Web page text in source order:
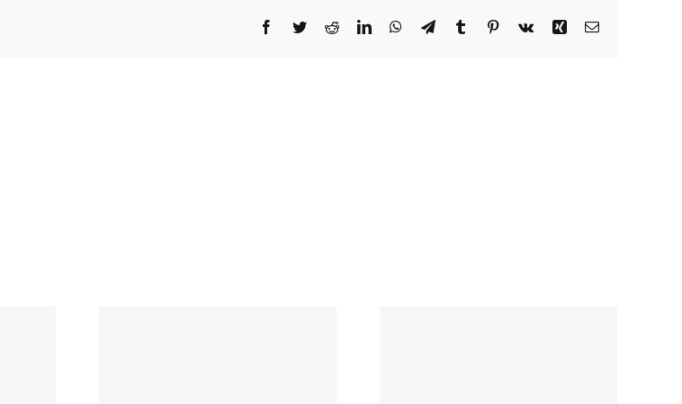
Facebook
TwitterRedditLinkedInWhatsApp
TelegramTumblr Pinterest
Vk Xing Email